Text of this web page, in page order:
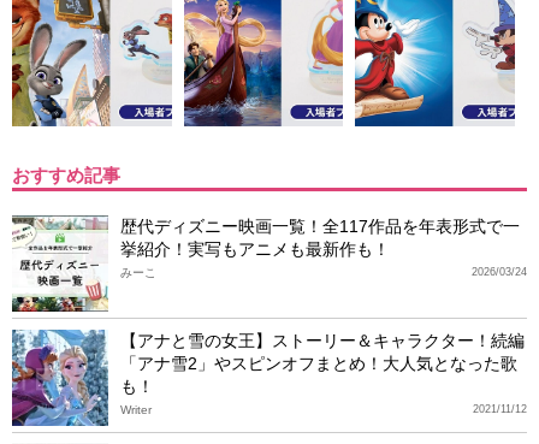
おすすめ記事
歴代ディズニー映画一覧！全117作品を年表形式で一
挙紹介！実写もアニメも最新作も！
2026/03/24
みーこ
【アナと雪の女王】ストーリー＆キャラクター！続編
「アナ雪2」やスピンオフまとめ！大人気となった歌
も！
2021/11/12
Writer